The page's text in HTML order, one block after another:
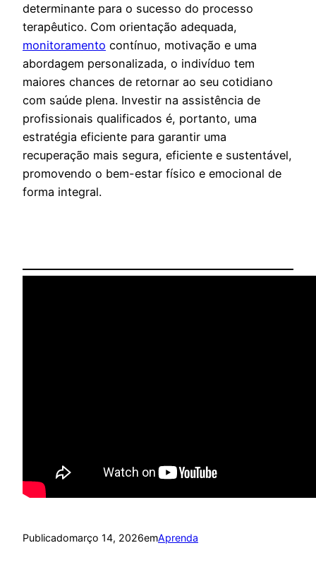
determinante para o sucesso do processo
terapêutico. Com orientação adequada,
monitoramento contínuo, motivação e uma
abordagem personalizada, o indivíduo tem
maiores chances de retornar ao seu cotidiano
com saúde plena. Investir na assistência de
profissionais qualificados é, portanto, uma
estratégia eficiente para garantir uma
recuperação mais segura, eficiente e sustentável,
promovendo o bem-estar físico e emocional de
forma integral.
Publicadomarço 14, 2026emAprenda